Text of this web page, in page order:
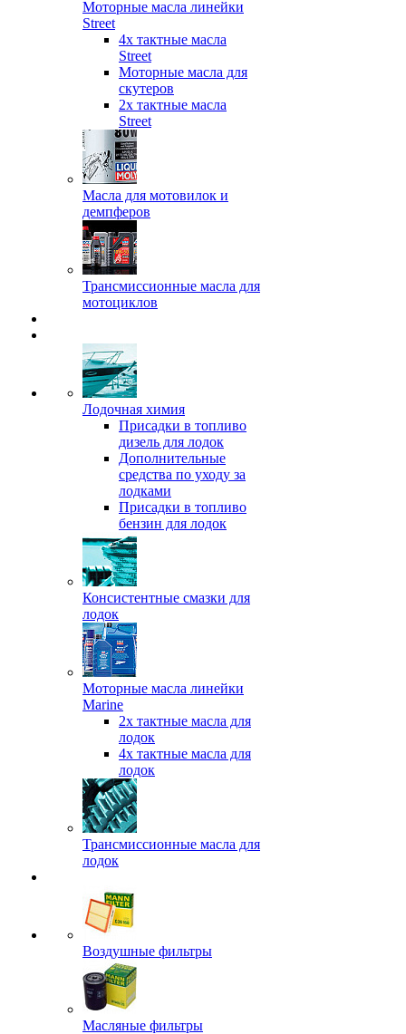
Моторные масла линейки
Street
4х тактные масла
Street
Моторные масла для
скутеров
2х тактные масла
Street
Масла для мотовилок и
демпферов
Трансмиссионные масла для
мотоциклов
Лодочная химия
Присадки в топливо
дизель для лодок
Дополнительные
средства по уходу за
лодками
Присадки в топливо
бензин для лодок
Консистентные смазки для
лодок
Моторные масла линейки
Marine
2х тактные масла для
лодок
4х тактные масла для
лодок
Трансмиссионные масла для
лодок
Воздушные фильтры
Масляные фильтры